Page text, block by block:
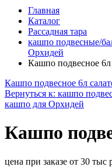
Главная
Каталог
Рассадная тара
кашпо подвесные/
Орхидей
Кашпо подвесное
Кашпо подвесное 6л
Вернуться к: кашпо
кашпо для Орхидей
Кашпо
цена при заказе от 30 тыс